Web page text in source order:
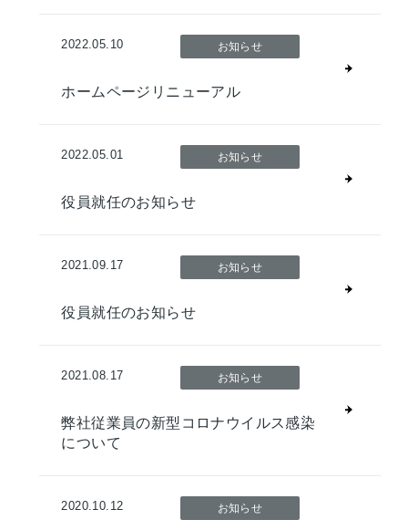
2022.05.10 お知らせ
ホームページリニューアル
2022.05.01 お知らせ
役員就任のお知らせ
2021.09.17 お知らせ
役員就任のお知らせ
2021.08.17 お知らせ
弊社従業員の新型コロナウイルス感染
について
2020.10.12 お知らせ